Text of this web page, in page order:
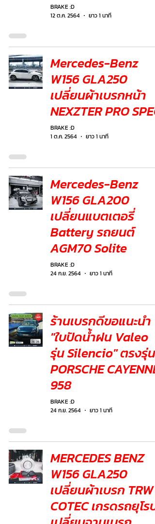
BRAKE :D
12 ต.ค. 2564
ยาว 1 นาที
Mercedes-Benz
W156 GLA250
เปลี่ยนผ้าเบรกหน้า
NEXZTER PRO SPEC
BRAKE :D
1 ต.ค. 2564
ยาว 1 นาที
Mercedes-Benz
W156 GLA200
เปลี่ยนแบตเตอรี่
Battery รถยนต์
AGM70 Solite
BRAKE :D
24 ก.ย. 2564
ยาว 1 นาที
ร้านเบรกดีขอแนะนำ
"ใบปัดน้ำฝน Valeo
รุ่น Silencio" ตรงรุ่น
PORSCHE CAYENNE
958
BRAKE :D
24 ก.ย. 2564
ยาว 1 นาที
MERCEDES BENZ
W156 GLA250
เปลี่ยนผ้าเบรก TRW
COTEC เกรดรถยุโรป